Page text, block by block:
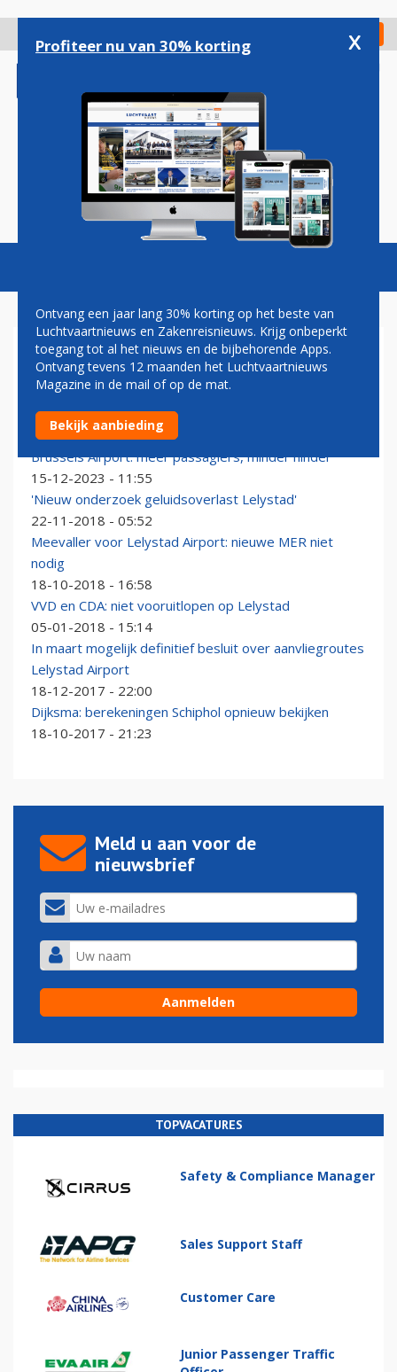
gaan
Check in
Magazine Podcasts Vacatures
MER
'Milieustudie: Schiphol schiet tekort voor omwonenden'
15-05-2026 - 07:51
Brussels Airport: meer passagiers, minder hinder
15-12-2023 - 11:55
'Nieuw onderzoek geluidsoverlast Lelystad'
22-11-2018 - 05:52
Meevaller voor Lelystad Airport: nieuwe MER niet
nodig
18-10-2018 - 16:58
VVD en CDA: niet vooruitlopen op Lelystad
05-01-2018 - 15:14
In maart mogelijk definitief besluit over aanvliegroutes
Lelystad Airport
18-12-2017 - 22:00
Dijksma: berekeningen Schiphol opnieuw bekijken
18-10-2017 - 21:23
Meld u aan voor de
nieuwsbrief
TOPVACATURES
Safety & Compliance Manager
Sales Support Staff
Customer Care
Junior Passenger Traffic
Profiteer nu van 30% korting x
Ontvang een jaar lang 30% korting op het beste van
Luchtvaartnieuws en Zakenreisnieuws. Krijg onbeperkt
toegang tot al het nieuws en de bijbehorende Apps.
Ontvang tevens 12 maanden het Luchtvaartnieuws
Magazine in de mail of op de mat.
Bekijk aanbieding